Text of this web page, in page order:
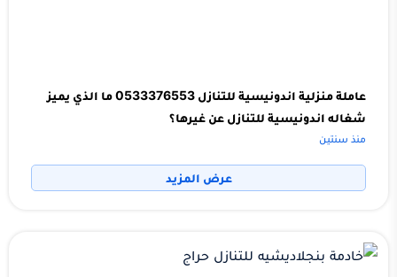
عاملة منزلية اندونيسية للتنازل 0533376553 ما الذي يميز
شغاله اندونيسية للتنازل عن غيرها؟
منذ سنتين
عرض المزيد